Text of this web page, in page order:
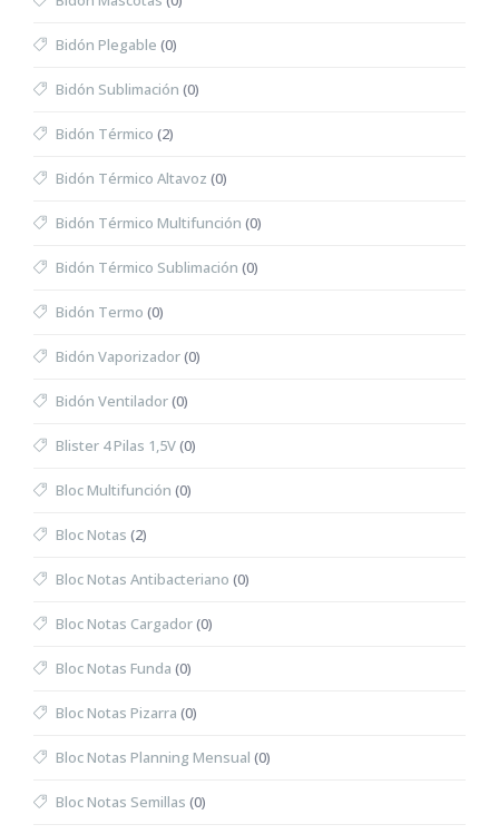
Bidón Plegable (0)
Bidón Sublimación (0)
Bidón Térmico (2)
Bidón Térmico Altavoz (0)
Bidón Térmico Multifunción (0)
Bidón Térmico Sublimación (0)
Bidón Termo (0)
Bidón Vaporizador(0)
Bidón Ventilador(0)
Blister 4 Pilas 1,5V(0)
Bloc Multifunción (0)
Bloc Notas (2)
Bloc Notas Antibacteriano (0)
Bloc Notas Cargador(0)
Bloc Notas Funda (0)
Bloc Notas Pizarra (0)
Bloc Notas Planning Mensual (0)
Bloc Notas Semillas (0)